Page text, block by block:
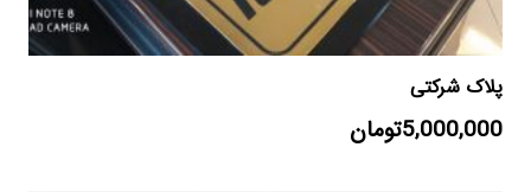
پلاک شرکتی
5,000,000تومان